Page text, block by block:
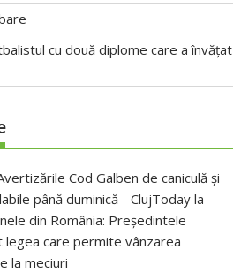
cu două diplome care a învățat
Cod Galben de caniculă și
până duminică - ClujToday la
din România: Președintele
legea care permite vânzarea
la meciuri